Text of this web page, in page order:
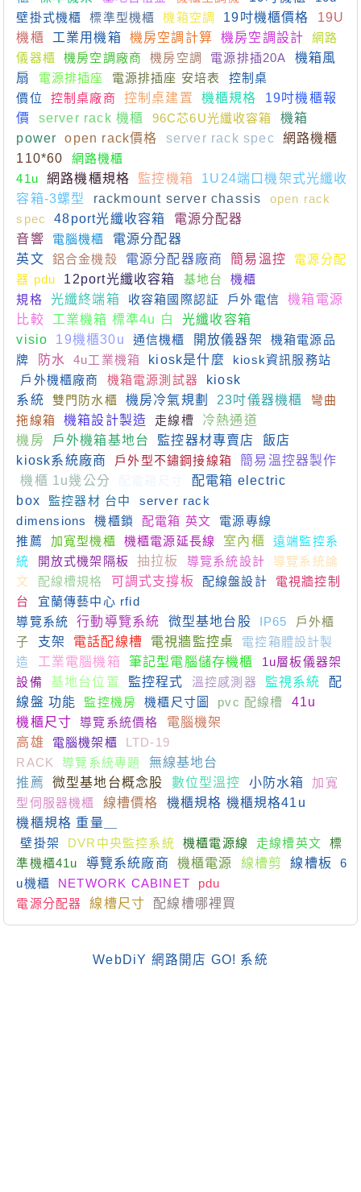
壁掛式機櫃
標準型機櫃 機箱空調 19吋機櫃價格
19U
機櫃
工業用機箱 機房空調計算 機房空調設計
網路
儀器櫃
機房空調廠商 機房空調 電源排插20A
機箱風
扇
電源排插座 電源排插座 安培表
控制桌
價位
控制桌廠商 控制桌建置 機櫃規格
19吋機櫃報
價
server rack 機櫃 96C芯6U光纖收容箱
機箱
power
open rack價格 server rack spec
網路機櫃
110*60
網路機櫃
41u
網路機櫃規格 監控機箱
1U24端口機架式光纖收
容箱-3螺型
rackmount server chassis
open rack
spec
48port光纖收容箱
電源分配器
音響
電腦機櫃
電源分配器
英文
鋁合金機殼 電源分配器廠商 簡易溫控
電源分配
器 pdu
12port光纖收容箱 基地台
機櫃
規格
光纖終端箱 收容箱國際認証 戶外電信
機箱電源
比較
工業機箱 標準4u 白
光纖收容箱
visio
19機櫃30u 通信機櫃 開放儀器架
機箱電源品
牌
防水 4u工業機箱 kiosk是什麼
kiosk資訊服務站
戶外機櫃廠商
機箱電源測試器
kiosk
系統
雙門防水櫃 機房冷氣規劃 23吋儀器機櫃
彎曲
拖線箱
機箱設計製造 走線槽
冷熱通道
機房
戶外機箱基地台 監控器材專賣店
飯店
kiosk系統廠商
戶外型不鏽鋼接線箱
簡易溫控器製作
機櫃 1u幾公分
配電箱 electric
box
監控器材 台中
server rack
dimensions
機櫃鎖 配電箱 英文
電源專線
推薦
加寬型機櫃 機櫃電源延長線 室內櫃
遠端監控系
統
開放式機架隔板 抽拉板 導覽系統設計
導覽系統論
文
配線槽規格 可調式支撐板 配線盤設計
電視牆控制
台
宜蘭傳藝中心 rfid
導覽系統
行動導覽系統 微型基地台股 IP65
戶外櫃
子
支架 電話配線槽 電視牆監控桌
電控箱體設計製
造
工業電腦機箱 筆記型電腦儲存機櫃
1u層板儀器架
設備
基地台位置 監控程式 溫控感測器 監視系統
配
線盤 功能
監控機房 機櫃尺寸圖 pvc 配線槽
41u
機櫃尺寸
導覽系統價格
電腦機架
高雄
電腦機架櫃
LTD-19
RACK
導覽系統專題
無線基地台
推薦
微型基地台概念股 數位型溫控 小防水箱
加寬
型伺服器機櫃
線槽價格
機櫃規格 機櫃規格41u
機櫃規格 重量＿
壁掛架
DVR中央監控系統 機櫃電源線 走線槽英文
標
準機櫃41u
導覽系統廠商 機櫃電源 線槽剪 線槽板
6
u機櫃
NETWORK CABINET
pdu
電源分配器
線槽尺寸 配線槽哪裡買
WebDiY 網路開店 GO! 系統